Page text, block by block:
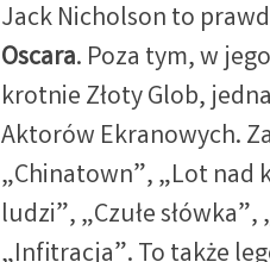
Jack Nicholson to
Oscara. Poza tym, w
krotnie Złoty Glob,
Aktorów Ekranowych.
„Chinatown”, „Lot nad
ludzi”, „Czułe